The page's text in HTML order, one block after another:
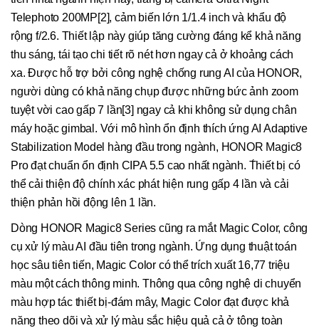
Telephoto 200MP[2], cảm biến lớn 1/1.4 inch và khẩu độ
rộng f/2.6. Thiết lập này giúp tăng cường đáng kể khả năng
thu sáng, tái tạo chi tiết rõ nét hơn ngay cả ở khoảng cách
xa. Được hỗ trợ bởi công nghệ chống rung AI của HONOR,
người dùng có khả năng chụp được những bức ảnh zoom
tuyệt vời cao gấp 7 lần[3] ngay cả khi không sử dụng chân
máy hoặc gimbal. Với mô hình ổn định thích ứng AI Adaptive
Stabilization Model hàng đầu trong ngành, HONOR Magic8
Pro đạt chuẩn ổn định CIPA 5.5 cao nhất ngành. T́hiết bị có
thể cải thiện độ chính xác phát hiện rung gấp 4 lần và cải
thiện phản hồi động lên 1 lần.
Dòng HONOR Magic8 Series cũng ra mắt Magic Color, công
cụ xử lý màu AI đầu tiên trong ngành. Ứng dụng thuật toán
học sâu tiên tiến, Magic Color có thể trích xuất 16,77 triệu
màu một cách thông minh. Thông qua công nghệ di chuyển
màu hợp tác thiết bị-đám mây, Magic Color đạt được khả
năng theo dõi và xử lý màu sắc hiệu quả cả ở tông toàn